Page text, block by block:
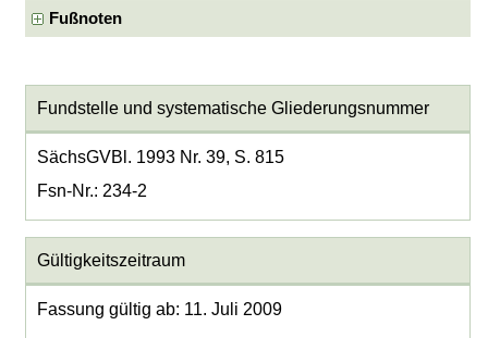
Fußnoten
Fundstelle und systematische Gliederungsnummer
SächsGVBl. 1993 Nr. 39, S. 815
Fsn-Nr.: 234-2
Gültigkeitszeitraum
Fassung gültig ab: 11. Juli 2009